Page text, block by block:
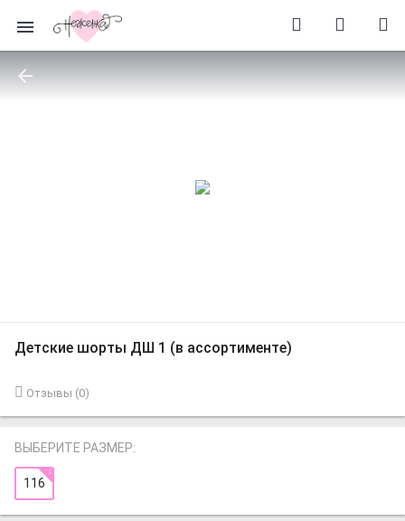
Детские шорты ДШ 1 (в ассортименте)
Отзывы (0)
ВЫБЕРИТЕ РАЗМЕР:
116